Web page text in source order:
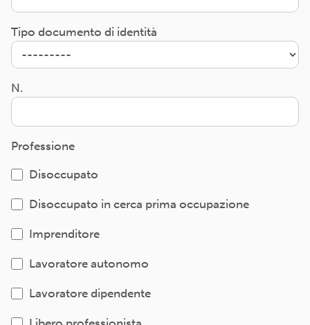
Tipo documento di identità
N.
Professione
Disoccupato
Disoccupato in cerca prima occupazione
Imprenditore
Lavoratore autonomo
Lavoratore dipendente